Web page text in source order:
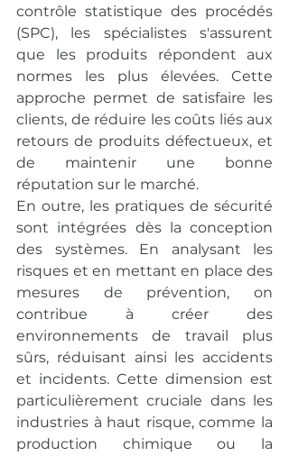
contrôle statistique des procédés
(SPC), les spécialistes s'assurent
que les produits répondent aux
normes les plus élevées. Cette
approche permet de satisfaire les
clients, de réduire les coûts liés aux
retours de produits défectueux, et
de maintenir une bonne
réputation sur le marché.
En outre, les pratiques de sécurité
sont intégrées dès la conception
des systèmes. En analysant les
risques et en mettant en place des
mesures de prévention, on
contribue à créer des
environnements de travail plus
sûrs, réduisant ainsi les accidents
et incidents. Cette dimension est
particulièrement cruciale dans les
industries à haut risque, comme la
production chimique ou la